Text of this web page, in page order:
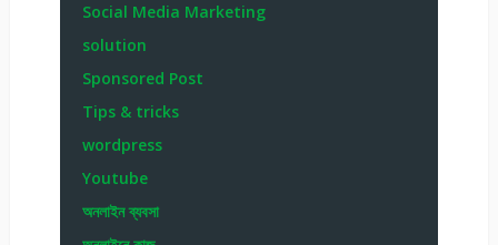
Social Media Marketing
solution
Sponsored Post
Tips & tricks
wordpress
Youtube
অনলাইন ব্যবসা